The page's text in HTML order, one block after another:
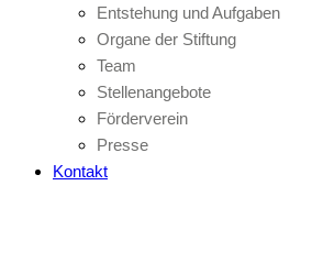
Entstehung und Aufgaben
Organe der Stiftung
Team
Stellenangebote
Förderverein
Presse
Kontakt